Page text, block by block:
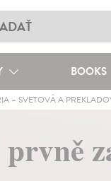
BOOKS
– SVETOVÁ A